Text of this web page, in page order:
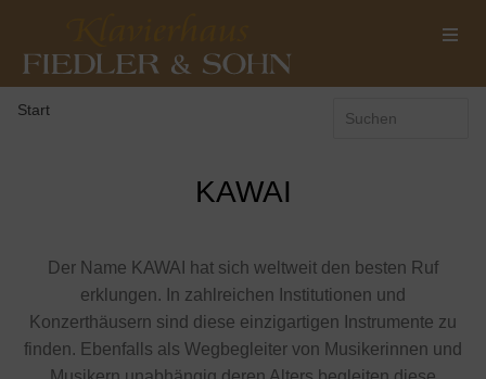
Start
KAWAI
Der Name KAWAI hat sich weltweit den besten Ruf
erklungen. In zahlreichen Institutionen und
Konzerthäusern sind diese einzigartigen Instrumente zu
finden. Ebenfalls als Wegbegleiter von Musikerinnen und